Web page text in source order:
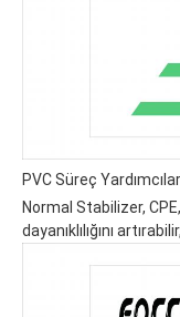
PVC Süreç
Normal Stabilizer,
dayanıklılığını